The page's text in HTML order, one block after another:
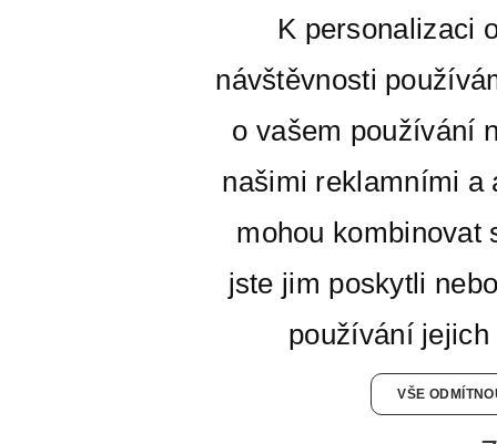
K personalizaci
návštěvnosti
o vašem používání
našimi reklamními a
mohou kombinovat
jste jim poskytli
používání
VŠE